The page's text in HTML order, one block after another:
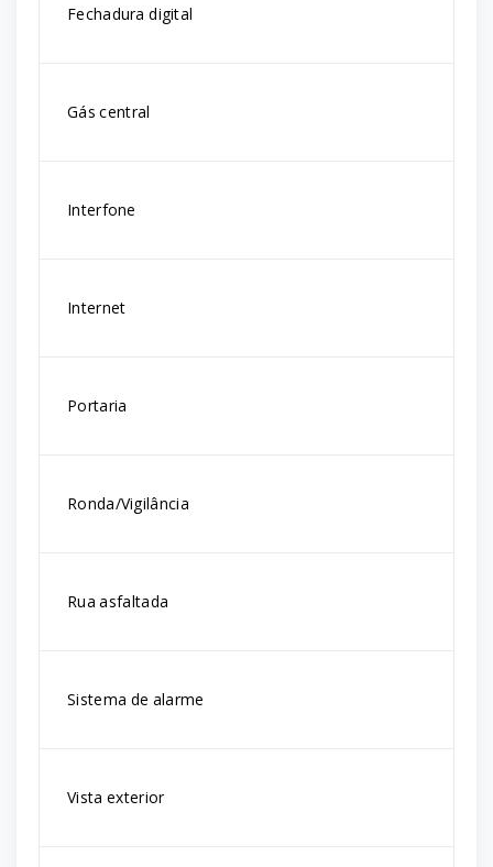
Fechadura digital
Gás central
Interfone
Internet
Portaria
Ronda/Vigilância
Rua asfaltada
Sistema de alarme
Vista exterior